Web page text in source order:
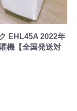
EHL45A 2022年
機【全国発送対